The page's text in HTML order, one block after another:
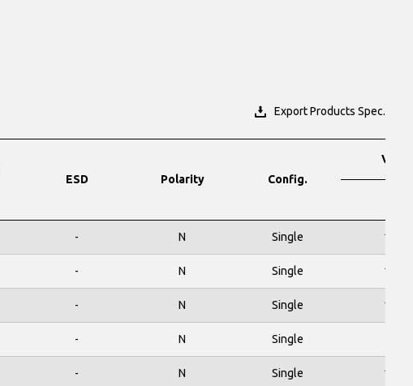
Export Products Spec.
ESD Polarity Config.
VDS
- N Single 100
- N Single 100
- N Single 100
- N Single
- N Single 100